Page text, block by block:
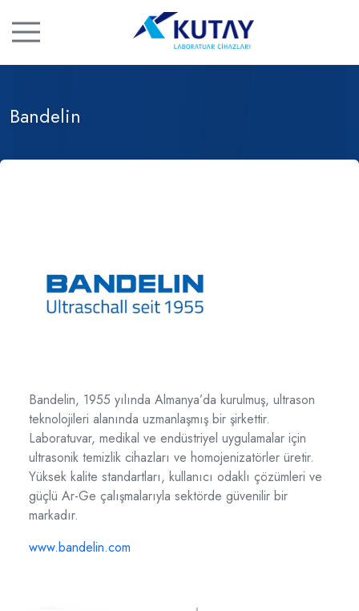
Bandelin
Bandelin, 1955 yılında Almanya’da kurulmuş, ultrason
teknolojileri alanında uzmanlaşmış bir şirkettir.
Laboratuvar, medikal ve endüstriyel uygulamalar için
ultrasonik temizlik cihazları ve homojenizatörler üretir.
Yüksek kalite standartları, kullanıcı odaklı çözümleri ve
güçlü Ar-Ge çalışmalarıyla sektörde güvenilir bir
markadır.
www.bandelin.com